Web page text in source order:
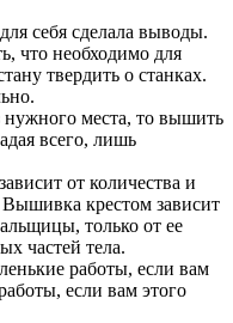
себя сделала выводы.
что необходимо для
твердить о станках.
нужного места, то вышить
всего, лишь
от количества и
крестом зависит
только от ее
частей тела.
работы, если вам
если вам этого